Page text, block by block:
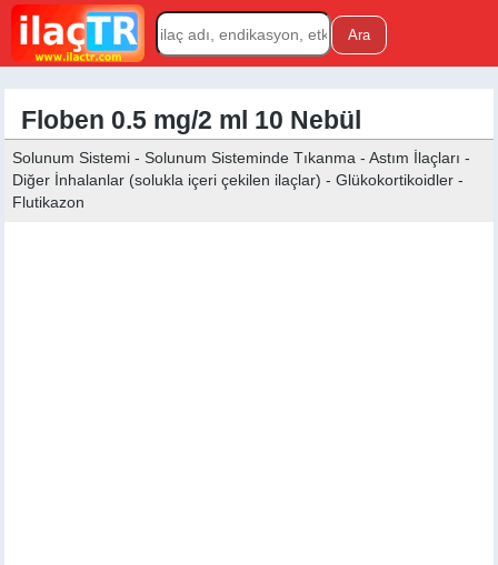
Floben 0.5 mg/2 ml 10 Nebül
Solunum Sistemi - Solunum Sisteminde Tıkanma - Astım İlaçları -
Diğer İnhalanlar (solukla içeri çekilen ilaçlar) - Glükokortikoidler -
Flutikazon